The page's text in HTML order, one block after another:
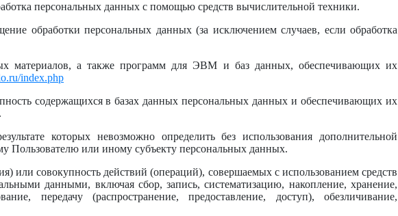
персональных данных с помощью средств вычислительной техники.
обработки персональных данных (за исключением случаев, если обработка
материалов, а также программ для ЭВМ и баз данных, обеспечивающих их
index.php
содержащихся в базах данных персональных данных и обеспечивающих их
которых невозможно определить без использования дополнительной
Пользователю или иному субъекту персональных данных.
или совокупность действий (операций), совершаемых с использованием средств
данными, включая сбор, запись, систематизацию, накопление, хранение,
передачу (распространение, предоставление, доступ), обезличивание,